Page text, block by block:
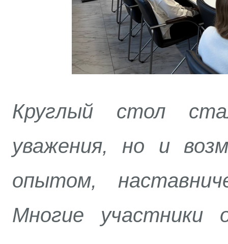
Круглый стол
уважения, но и
опытом,
Многие